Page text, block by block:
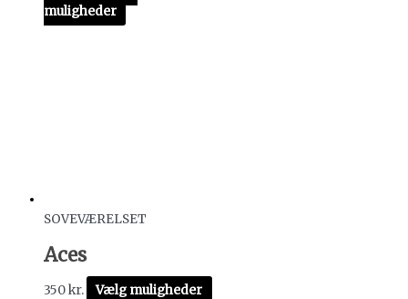
muligheder
SOVEVÆRELSET
Aces
350kr. Vælg muligheder